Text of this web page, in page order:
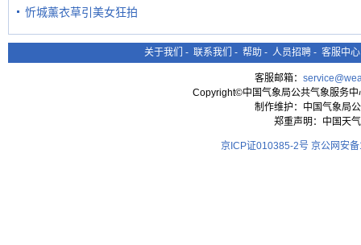
忻城薰衣草引美女狂拍
关于我们 - 联系我们 - 帮助 - 人员招聘 - 客服中心
客服邮箱：
Copyright©中国气象局公共气象服务
制作维护：中国气象局
郑重声明：中国天
京ICP证010385-2号 京公网安